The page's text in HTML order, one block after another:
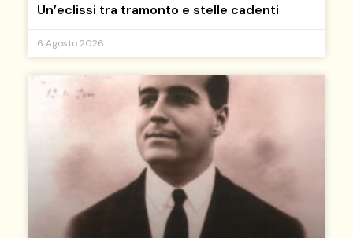
Un’eclissi tra tramonto e stelle cadenti
6 Agosto 2026